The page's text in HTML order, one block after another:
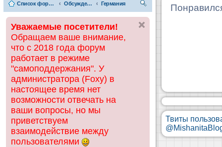
Список форумов Обсуждения и информация по странам Германия
ск
Уважаемые посетители!
Обращаем ваше внимание,
что с 2018 года форум
работает в режиме
"самоподдержания". У
администратора (Foxy) в
настоящее время нет
возможности отвечать на
ваши вопросы, но мы
приветствуем
взаимодействие между
пользователями
Твиты